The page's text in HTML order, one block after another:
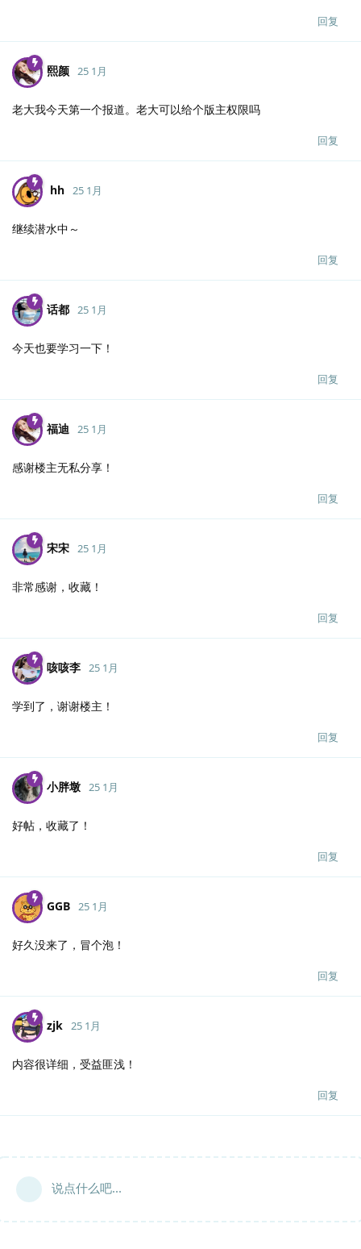
回复
熙颜 25 1月
老大我今天第一个报道。老大可以给个版主权限吗
回复
hh 25 1月
继续潜水中～
回复
话都 25 1月
今天也要学习一下！
回复
福迪 25 1月
感谢楼主无私分享！
回复
宋宋 25 1月
非常感谢，收藏！
回复
咳咳李 25 1月
学到了，谢谢楼主！
回复
小胖墩 25 1月
好帖，收藏了！
回复
GGB 25 1月
好久没来了，冒个泡！
回复
zjk 25 1月
内容很详细，受益匪浅！
回复
说点什么吧...